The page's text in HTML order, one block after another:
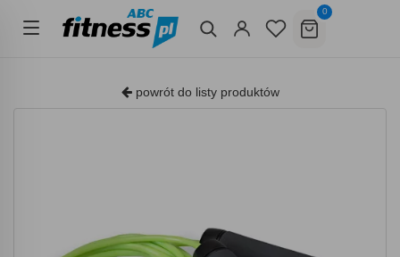
0
powrót do listy produktów